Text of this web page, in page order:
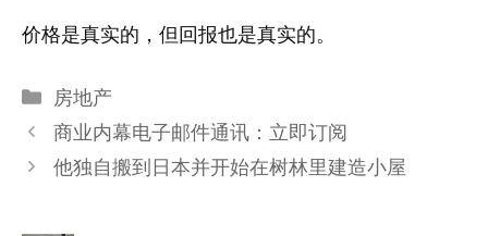
价格是真实的，但回报也是真实的。
分
类
房地产
商业内幕电子邮件通讯：立即订阅
他独自搬到日本并开始在树林里建造小屋